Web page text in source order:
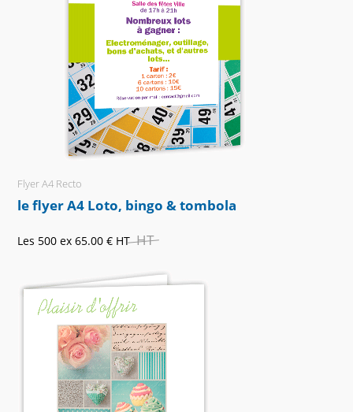
Flyer A4 Recto
le flyer A4 Loto, bingo & tombola
Les 500 ex 65.00 € HT HT